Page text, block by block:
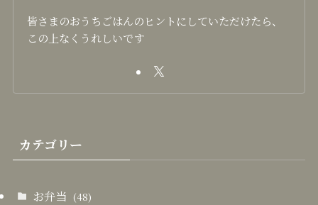
皆さまのおうちごはんのヒントにしていただけたら、
この上なくうれしいです
カテゴリー
お弁当 (48)